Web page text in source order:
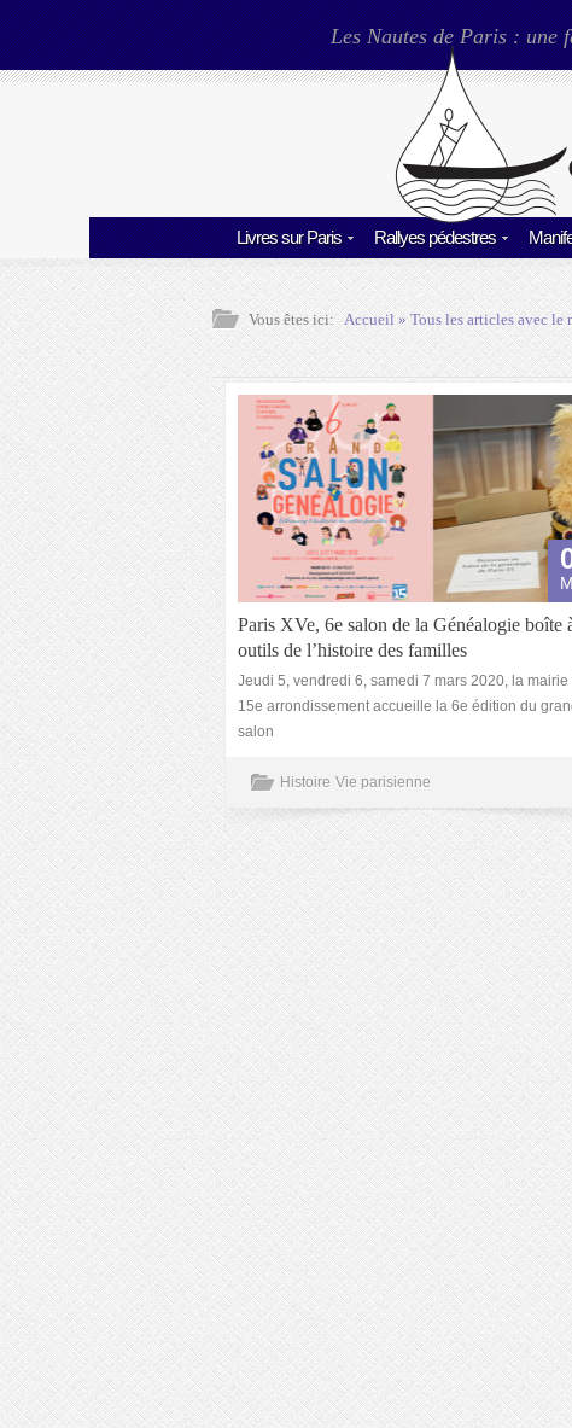
Les Nautes de Paris : une
Livres sur Paris Rallyes pédestres
Vous êtes ici: Accueil» Tous les articles avec le
Paris XVe, 6e salon de la Généalogie boîte
outils de l’histoire des familles
Jeudi 5, vendredi 6, samedi 7 mars 2020, la mairie
15e arrondissement accueille la 6e édition du
salon
Histoire Vie parisienne